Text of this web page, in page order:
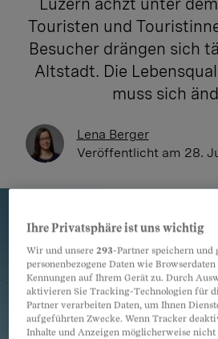
Luzern ächzt unter
Touristen und
Besucher drängen sich
Altstadt. Die
muss sich
Lena Berger
Veröffentlicht am 28.
Ihre Privatsphäre ist uns wichtig
Wir und unsere293-Partner speichern und
personenbezogene Daten wie
Kennungen auf Ihrem Gerät zu. Durch
aktivieren Sie Tracking-Technologien für
Partner verarbeiten Daten, um Ihnen
aufgeführten Zwecke. Wenn Tracker
Inhalte und Anzeigen möglicherweise nicht